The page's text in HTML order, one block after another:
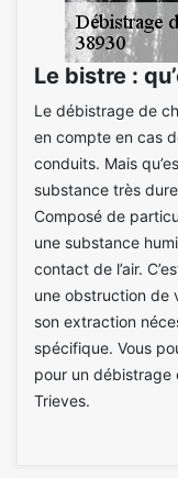
Le bistre :
Le débistrage de
en compte en cas
conduits. Mais
substance très
Composé de
une substance
contact de l’air.
une obstruction de
son extraction
spécifique. Vous
pour un débistrage
Trieves.